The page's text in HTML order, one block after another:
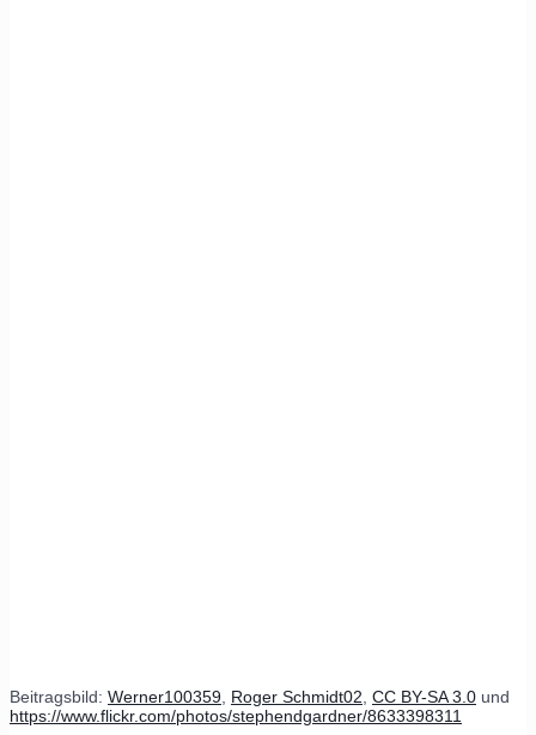
Beitragsbild: Werner100359 Roger Schmidt02 CC BY-SA 3.0 und
https://www.flickr.com/photos/stephendgardner/8633398311